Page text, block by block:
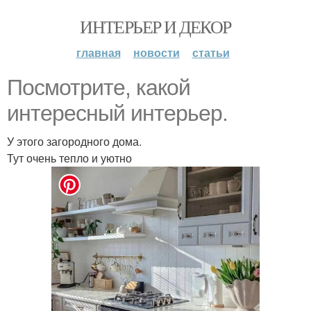
ИНТЕРЬЕР И ДЕКОР
главная новости статьи
Посмотрите, какой
интересный интерьер.
У этого загородного дома.
Тут очень тепло и уютно